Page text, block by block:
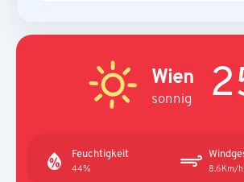
Wien
sonnig
Feuchtigkeit
44% 8.6Km/h